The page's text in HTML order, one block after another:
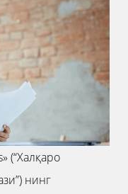
(“Халқаро
нинг